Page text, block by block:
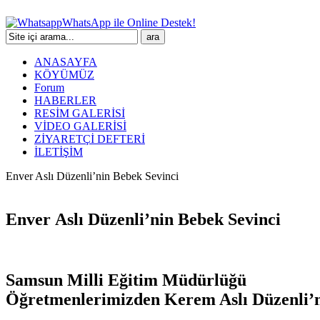
WhatsApp ile Online Destek!
ANASAYFA
KÖYÜMÜZ
Forum
HABERLER
RESİM GALERİSİ
VİDEO GALERİSİ
ZİYARETÇİ DEFTERİ
İLETİŞİM
Enver Aslı Düzenli’nin Bebek Sevinci
Enver Aslı Düzenli’nin Bebek Sevinci
Samsun Milli Eğitim Müdürlüğü
Öğretmenlerimizden Kerem Aslı